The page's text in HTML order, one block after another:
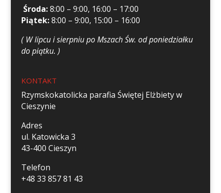
Środa:8:00 – 9:00, 16:00 – 17:00
Piątek:8:00 – 9:00, 15:00 – 16:00
( W lipcu i sierpniu po Mszach Św. od poniedziałku
do piątku. )
KONTAKT
Rzymskokatolicka parafia Świętej Elżbiety w
Cieszynie
Adres
ul. Katowicka 3
43-400 Cieszyn
Telefon
+48 33 857 81 43